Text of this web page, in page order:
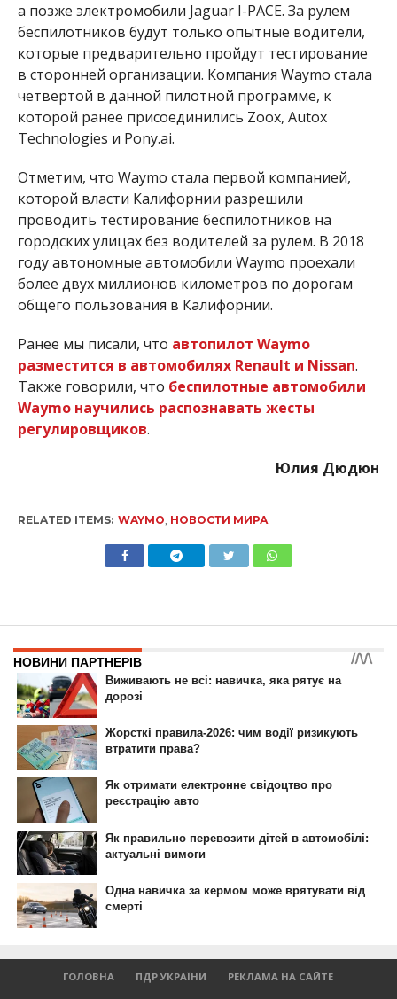
а позже электромобили Jaguar I-PACE. За рулем
беспилотников будут только опытные водители,
которые предварительно пройдут тестирование
в сторонней организации. Компания Waymo стала
четвертой в данной пилотной программе, к
которой ранее присоединились Zoox, Autox
Technologies и Pony.ai.
Отметим, что Waymo стала первой компанией,
которой власти Калифорнии разрешили
проводить тестирование беспилотников на
городских улицах без водителей за рулем. В 2018
году автономные автомобили Waymo проехали
более двух миллионов километров по дорогам
общего пользования в Калифорнии.
Ранее мы писали, что автопилот Waymo
разместится в автомобилях Renault и Nissan.
Также говорили, что беспилотные автомобили
Waymo научились распознавать жесты
регулировщиков.
Юлия Дюдюн
RELATED ITEMS: WAYMO, НОВОСТИ МИРА
НОВИНИ
В Украине падает спрос на
авто из-за границы:
сколько б/у машин ввезли
в июне
АвторАвто Информатор